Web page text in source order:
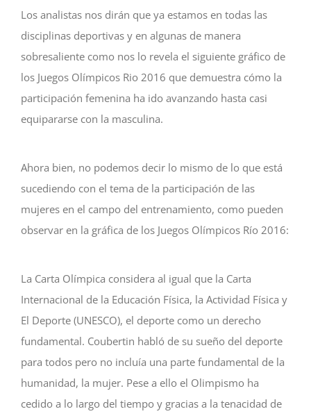
Los analistas nos dirán que ya estamos en todas las
disciplinas deportivas y en algunas de manera
sobresaliente como nos lo revela el siguiente gráfico de
los Juegos Olímpicos Rio 2016 que demuestra cómo la
participación femenina ha ido avanzando hasta casi
equipararse con la masculina.
Ahora bien, no podemos decir lo mismo de lo que está
sucediendo con el tema de la participación de las
mujeres en el campo del entrenamiento, como pueden
observar en la gráfica de los Juegos Olímpicos Río 2016:
La Carta Olímpica considera al igual que la Carta
Internacional de la Educación Física, la Actividad Física y
El Deporte (UNESCO), el deporte como un derecho
fundamental. Coubertin habló de su sueño del deporte
para todos pero no incluía una parte fundamental de la
humanidad, la mujer. Pese a ello el Olimpismo ha
cedido a lo largo del tiempo y gracias a la tenacidad de